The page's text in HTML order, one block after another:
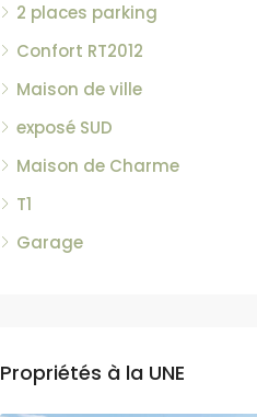
2 places parking
Confort RT2012
Maison de ville
exposé SUD
Maison de Charme
T1
Garage
Propriétés à la UNE